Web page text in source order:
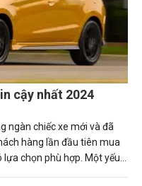
cậy nhất 2024
ngàn chiếc xe mới và đã
hàng lần đầu tiên mua
lựa chọn phù hợp. Một yếu